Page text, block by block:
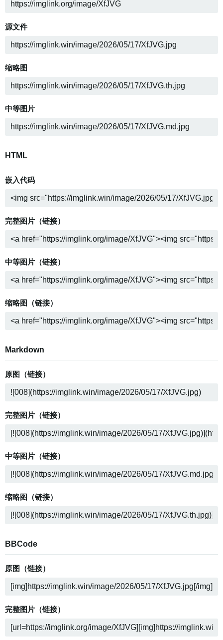
源文件
缩略图
中等图片
HTML
嵌入代码
完整图片（链接）
中等图片（链接）
缩略图（链接）
Markdown
原图（链接）
完整图片（链接）
中等图片（链接）
缩略图（链接）
BBCode
原图（链接）
完整图片（链接）